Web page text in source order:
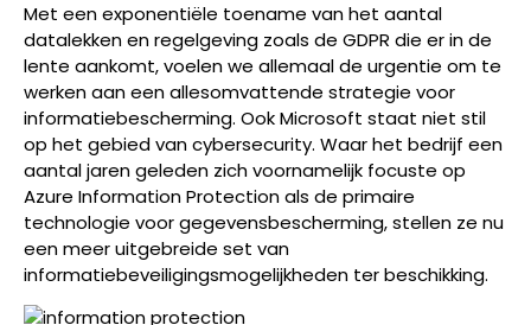
Met een exponentiële toename van het aantal
datalekken en regelgeving zoals de GDPR die er in de
lente aankomt, voelen we allemaal de urgentie om te
werken aan een allesomvattende strategie voor
informatiebescherming. Ook Microsoft staat niet stil
op het gebied van cybersecurity. Waar het bedrijf een
aantal jaren geleden zich voornamelijk focuste op
Azure Information Protection als de primaire
technologie voor gegevensbescherming, stellen ze nu
een meer uitgebreide set van
informatiebeveiligingsmogelijkheden ter beschikking.